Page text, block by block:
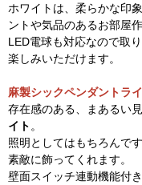
ホワイトは、柔らかな印
ントや気品のあるお部屋
LED電球も対応なので取
楽しみいただけます。
麻製シックペンダントラ
存在感のある、まあるい
イト 。
照明としてはもちろんで
素敵に飾ってくれます。
壁面スイッチ連動機能付